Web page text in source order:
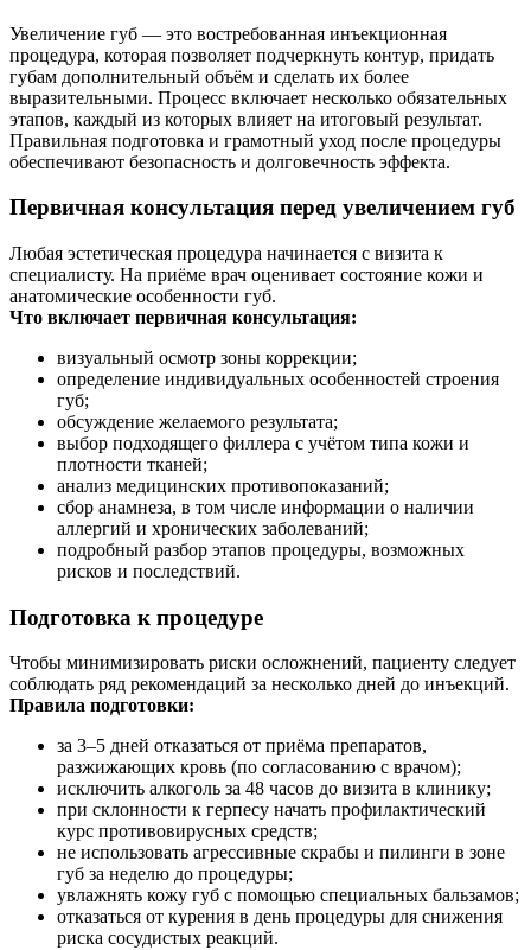
Увеличение губ — это востребованная инъекционная
процедура, которая позволяет подчеркнуть контур, придать
губам дополнительный объём и сделать их более
выразительными. Процесс включает несколько обязательных
этапов, каждый из которых влияет на итоговый результат.
Правильная подготовка и грамотный уход после процедуры
обеспечивают безопасность и долговечность эффекта.
Первичная консультация перед увеличением губ
Любая эстетическая процедура начинается с визита к
специалисту. На приёме врач оценивает состояние кожи и
анатомические особенности губ.
Что включает первичная консультация:
визуальный осмотр зоны коррекции;
определение индивидуальных особенностей строения
губ;
обсуждение желаемого результата;
выбор подходящего филлера с учётом типа кожи и
плотности тканей;
анализ медицинских противопоказаний;
сбор анамнеза, в том числе информации о наличии
аллергий и хронических заболеваний;
подробный разбор этапов процедуры, возможных
рисков и последствий.
Подготовка к процедуре
Чтобы минимизировать риски осложнений, пациенту следует
соблюдать ряд рекомендаций за несколько дней до инъекций.
Правила подготовки:
за 3–5 дней отказаться от приёма препаратов,
разжижающих кровь (по согласованию с врачом);
исключить алкоголь за 48 часов до визита в клинику;
при склонности к герпесу начать профилактический
курс противовирусных средств;
не использовать агрессивные скрабы и пилинги в зоне
губ за неделю до процедуры;
увлажнять кожу губ с помощью специальных бальзамов;
отказаться от курения в день процедуры для снижения
риска сосудистых реакций.